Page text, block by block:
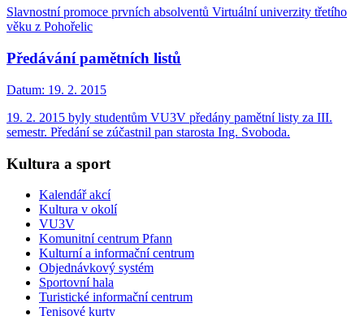
Slavnostní promoce prvních absolventů Virtuální univerzity třetího
věku z Pohořelic
Předávání pamětních listů
Datum: 19. 2. 2015
19. 2. 2015 byly studentům VU3V předány pamětní listy za III.
semestr. Předání se zúčastnil pan starosta Ing. Svoboda.
Kultura a sport
Kalendář akcí
Kultura v okolí
VU3V
Komunitní centrum Pfann
Kulturní a informační centrum
Objednávkový systém
Sportovní hala
Turistické informační centrum
Tenisové kurty